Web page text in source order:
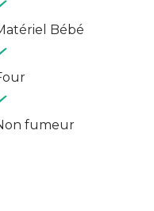
Bébé
fumeur